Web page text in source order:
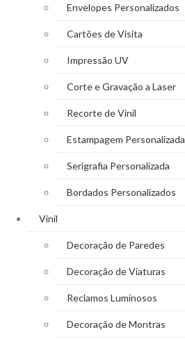
Envelopes Personalizados
Cartões de Visita
Impressão UV
Corte e Gravação a Laser
Recorte de Vinil
Estampagem Personalizada
Serigrafia Personalizada
Bordados Personalizados
Vinil
Decoração de Paredes
Decoração de Viaturas
Reclamos Luminosos
Decoração de Montras